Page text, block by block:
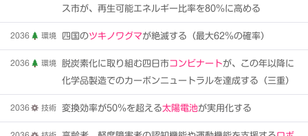
ス市が、再生可能エネルギー比率を80％に高める
2036 環境 四国のツキノワグマが絶滅する（最大62％の確率）
2036 環境 脱炭素化に取り組む四日市コンビナートが、この年以降に
化学品製造でのカーボンニュートラルを達成する（三重）
2036 技術 変換効率が50％を超える太陽電池が実用化する